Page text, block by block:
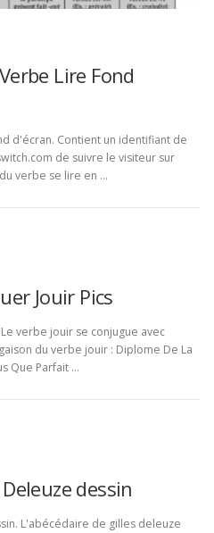
Lire Fond
d'écran. Contient un identifiant de
de suivre le visiteur sur
verbe se lire en …
Jouir Pics
verbe jouir se conjugue avec
du verbe jouir : Diplome De La
Que Parfait …
dessin
L'abécédaire de gilles deleuze